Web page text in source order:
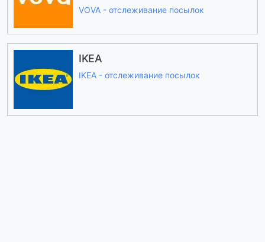
VOVA - отслеживание посылок
IKEA
IKEA - отслеживание посылок